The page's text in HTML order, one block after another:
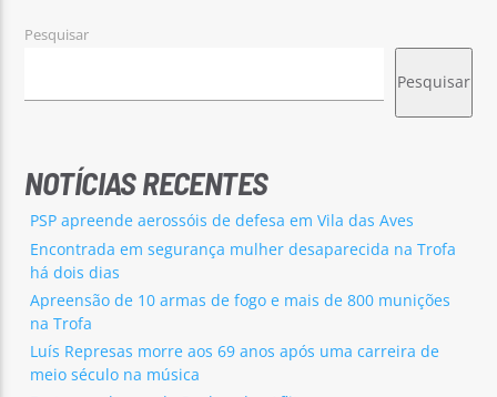
Pesquisar
Pesquisar
NOTÍCIAS RECENTES
PSP apreende aerossóis de defesa em Vila das Aves
Encontrada em segurança mulher desaparecida na Trofa
há dois dias
Apreensão de 10 armas de fogo e mais de 800 munições
na Trofa
Luís Represas morre aos 69 anos após uma carreira de
meio século na música